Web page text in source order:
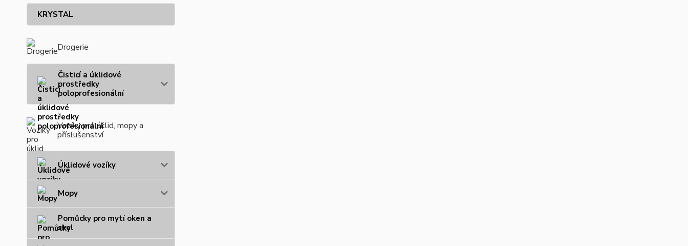
KRYSTAL
Drogerie
Čisticí a úklidové
prostředky
poloprofesionální
Vozíky pro úklid, mopy a
příslušenství
Úklidové vozíky
Mopy
Pomůcky pro mytí oken a
skel